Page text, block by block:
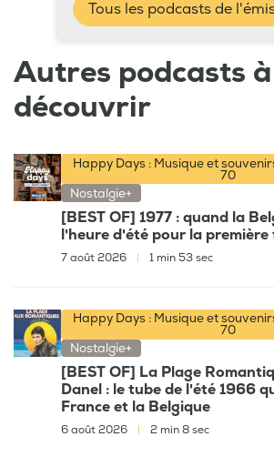
Tous les podcasts de
Autres podcasts à
découvrir
Happy Days : Musique et
70
Nostalgie+
[BEST OF] 1977 : quand la
l'heure d'été pour la première
7 août 2026 1 min 53 sec
Happy Days : Musique et
70
Nostalgie+
[BEST OF] La Plage
Danel : le tube de l'été 1966
France et la Belgique
6 août 2026 2 min 8 sec